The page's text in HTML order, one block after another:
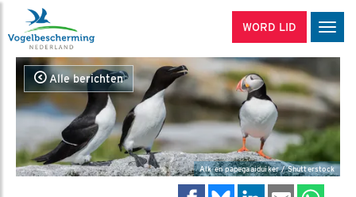
WORD LID
Alle berichten
Alk en papegaaiduiker / Shutterstock